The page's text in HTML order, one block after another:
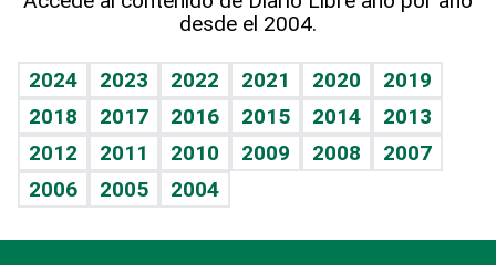
Vida y familia
Eñe
Celebrando la vida
Sin complejos
En pocas palabras
TBT Deportivo
Guía del dinero
Horóscopos
Crucigramas
desde el 2004.
2024 2023 2022 2021 2020
2019
2018
2017 2016 2015 2014
2013
2012
2011 2010 2009 2008
2007
2006
2005 2004